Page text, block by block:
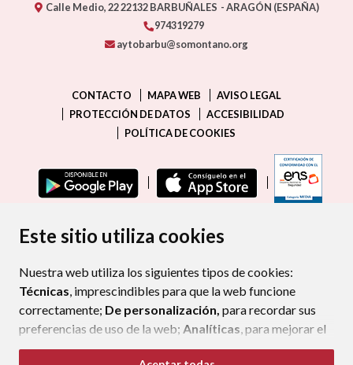
Este sitio utiliza cookies
Nuestra web utiliza los siguientes tipos de cookies:
Técnicas, imprescindibles para que la web funcione
correctamente; De personalización, para recordar sus
preferencias de uso de la web; Analíticas, para mejorar el
funcionamiento de la web y sus servicios.
Calle Medio, 2222132 BARBUÑALES - ARAGÓN (ESPAÑA)
974319279
aytobarbu@somontano.org
CONTACTO MAPA WEB
AVISO LEGAL
PROTECCIÓN DE DATOS
ACCESIBILIDAD
POLÍTICA DE COOKIES